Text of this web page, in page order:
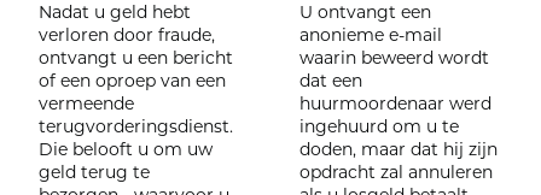
Nadat u geld hebt
verloren door fraude,
ontvangt u een bericht
of een oproep van een
vermeende
terugvorderingsdienst.
Die belooft u om uw
geld terug te
U ontvangt een
anonieme e-mail
waarin beweerd wordt
dat een
huurmoordenaar werd
ingehuurd om u te
doden, maar dat hij zijn
opdracht zal annuleren